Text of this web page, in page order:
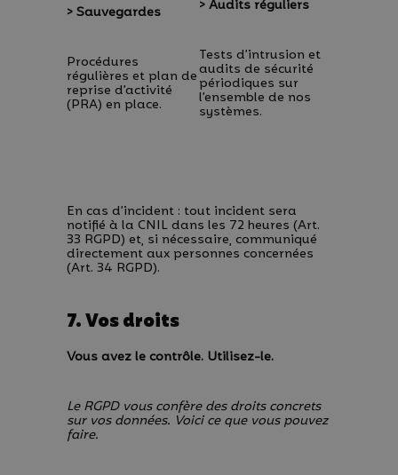
> Sauvegardes
Procédures
régulières et plan de
reprise d’activité
(PRA) en place.
> Audits réguliers
Tests d’intrusion et
audits de sécurité
périodiques sur
l’ensemble de nos
systèmes.
En cas d’incident : tout incident sera
notifié à la CNIL dans les 72 heures (Art.
33 RGPD) et, si nécessaire, communiqué
directement aux personnes concernées
(Art. 34 RGPD).
7. Vos droits
Vous avez le contrôle. Utilisez-le.
Le RGPD vous confère des droits concrets
sur vos données. Voici ce que vous pouvez
faire.